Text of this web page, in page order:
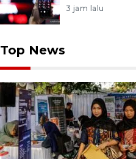
3 jam lalu
Top News